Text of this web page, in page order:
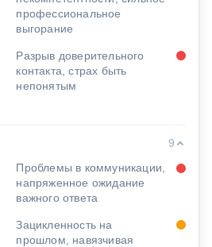
профессиональное
выгорание
Разрыв доверительного
контакта, страх быть
непонятым
9
Проблемы в коммуникации,
напряженное ожидание
важного ответа
Зацикленность на
прошлом, навязчивая